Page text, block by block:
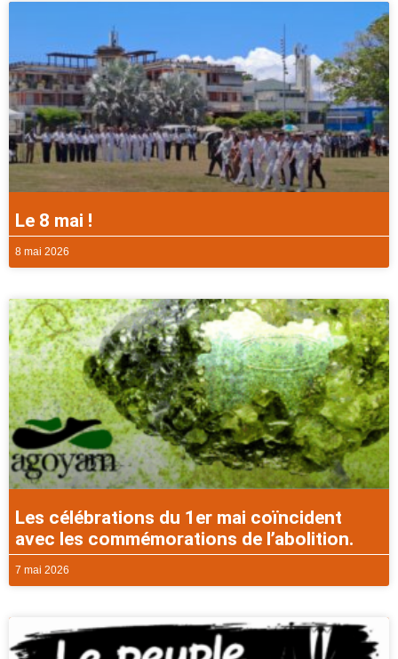
Le 8 mai !
8 mai 2026
Les célébrations du 1er mai coïncident
avec les commémorations de l’abolition.
7 mai 2026